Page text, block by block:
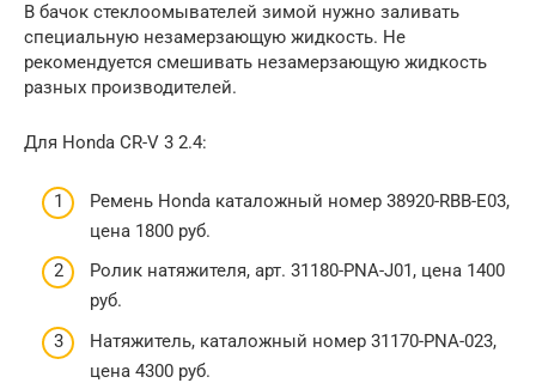
В бачок стеклоомывателей зимой нужно заливать
специальную незамерзающую жидкость. Не
рекомендуется смешивать незамерзающую жидкость
разных производителей.
Для Honda CR-V 3 2.4:
Ремень Honda каталожный номер 38920-RBB-E03,
цена 1800 руб.
Ролик натяжителя, арт. 31180-PNA-J01, цена 1400
руб.
Натяжитель, каталожный номер 31170-PNA-023,
цена 4300 руб.